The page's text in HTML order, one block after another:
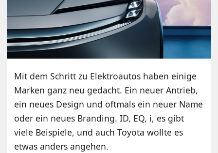
Mit dem Schritt zu Elektroautos haben einige
Marken ganz neu gedacht. Ein neuer Antrieb,
ein neues Design und oftmals ein neuer Name
oder ein neues Branding. ID, EQ, i, es gibt
viele Beispiele, und auch Toyota wollte es
etwas anders angehen.